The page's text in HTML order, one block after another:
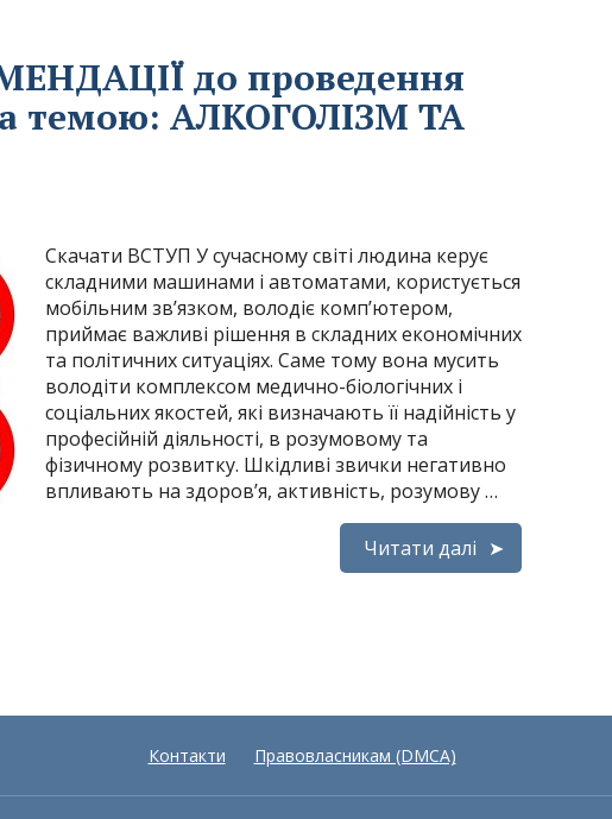
до проведення
темою: АЛКОГОЛІЗМ ТА
Скачати ВСТУП У сучасному світі людина керує
складними машинами і автоматами, користується
мобільним зв’язком, володіє комп’ютером,
приймає важливі рішення в складних економічних
та політичних ситуаціях. Саме тому вона мусить
володіти комплексом медично-біологічних і
соціальних якостей, які визначають її надійність у
професійній діяльності, в розумовому та
фізичному розвитку. Шкідливі звички негативно
впливають на здоров’я, активність, розумову …
Читати далі
Контакти Правовласникам (DMCA)